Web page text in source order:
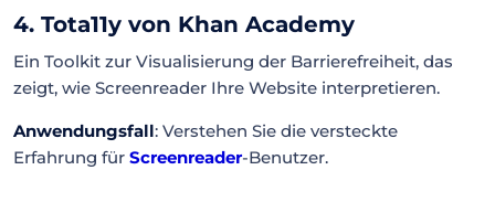
4. Tota11y von Khan Academy
Ein Toolkit zur Visualisierung der Barrierefreiheit, das
zeigt, wie Screenreader Ihre Website interpretieren.
Anwendungsfall: Verstehen Sie die versteckte
Erfahrung für Screenreader-Benutzer.